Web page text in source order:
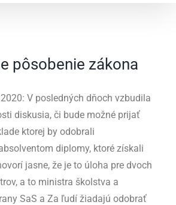
pôsobenie zákona
V posledných dňoch vzbudila
diskusia, či bude možné prijať
ktorej by odobrali
diplomy, ktoré získali
jasne, že je to úloha pre dvoch
a to ministra školstva a
SaS a Za ľudí žiadajú odobrať